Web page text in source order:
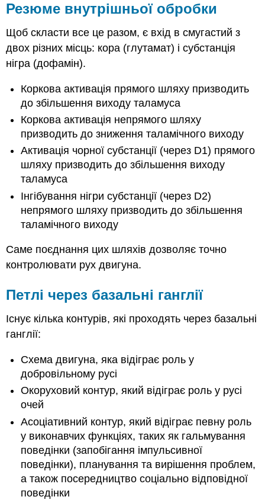
Резюме внутрішньої обробки
Щоб скласти все це разом, є вхід в смугастий з
двох різних місць: кора (глутамат) і субстанція
нігра (дофамін).
Коркова активація прямого шляху призводить
до збільшення виходу таламуса
Коркова активація непрямого шляху
призводить до зниження таламічного виходу
Активація чорної субстанції (через D1) прямого
шляху призводить до збільшення виходу
таламуса
Інгібування нігри субстанції (через D2)
непрямого шляху призводить до збільшення
таламічного виходу
Саме поєднання цих шляхів дозволяє точно
контролювати рух двигуна.
Петлі через базальні ганглії
Існує кілька контурів, які проходять через базальні
ганглії:
Схема двигуна, яка відіграє роль у
добровільному русі
Окоруховий контур, який відіграє роль у русі
очей
Асоціативний контур, який відіграє певну роль
у виконавчих функціях, таких як гальмування
поведінки (запобігання імпульсивної
поведінки), планування та вирішення проблем,
а також посередництво соціально відповідної
поведінки